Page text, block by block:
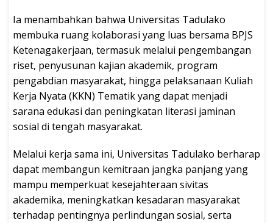
Ia menambahkan bahwa Universitas Tadulako
membuka ruang kolaborasi yang luas bersama BPJS
Ketenagakerjaan, termasuk melalui pengembangan
riset, penyusunan kajian akademik, program
pengabdian masyarakat, hingga pelaksanaan Kuliah
Kerja Nyata (KKN) Tematik yang dapat menjadi
sarana edukasi dan peningkatan literasi jaminan
sosial di tengah masyarakat.
Melalui kerja sama ini, Universitas Tadulako berharap
dapat membangun kemitraan jangka panjang yang
mampu memperkuat kesejahteraan sivitas
akademika, meningkatkan kesadaran masyarakat
terhadap pentingnya perlindungan sosial, serta